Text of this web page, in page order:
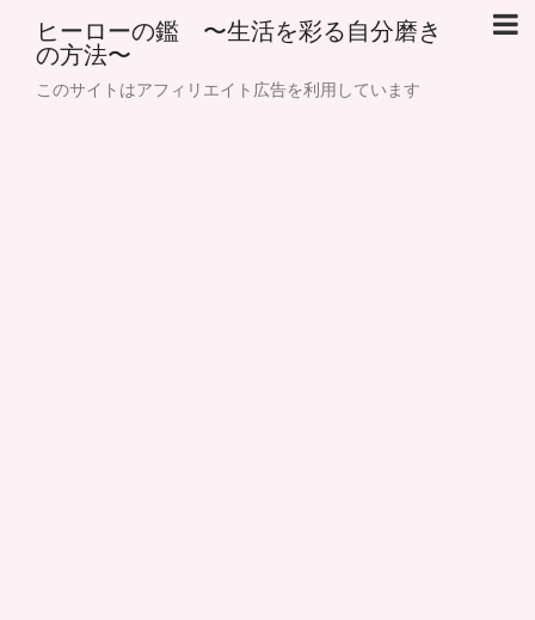
ヒーローの鑑 〜生活を彩る自分磨き
の方法〜
このサイトはアフィリエイト広告を利用しています